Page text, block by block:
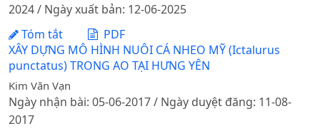
2024 / Ngày xuất bản: 12-06-2025
Tóm tắt
PDF
XÂY DỰNG MÔ HÌNH NUÔI CÁ NHEO MỸ (Ictalurus
punctatus) TRONG AO TẠI HƯNG YÊN
Kim Văn Vạn
Ngày nhận bài: 05-06-2017 / Ngày duyệt đăng: 11-08-
2017